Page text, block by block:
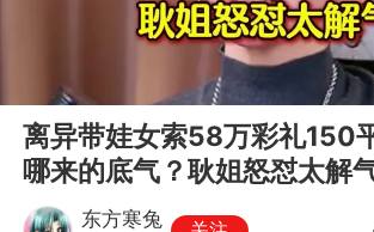
00:00
离异带娃女索58万彩礼150
哪来的底气？耿姐怒怼太解
东方寒兔